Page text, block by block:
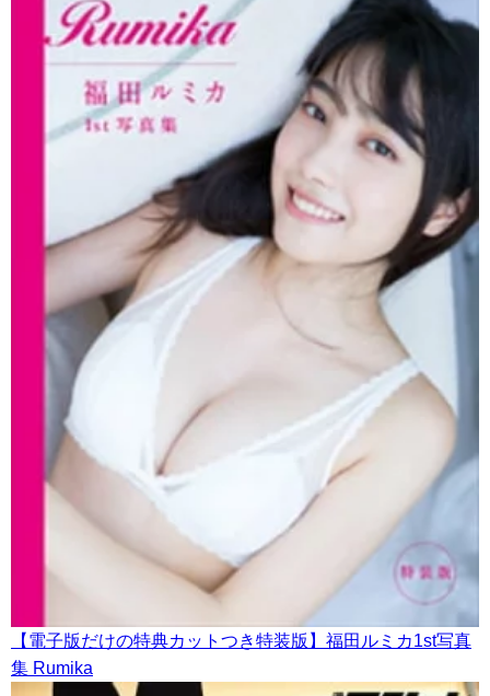
【電子版だけの特典カットつき特装版】福田ルミカ1st写真
集 Rumika